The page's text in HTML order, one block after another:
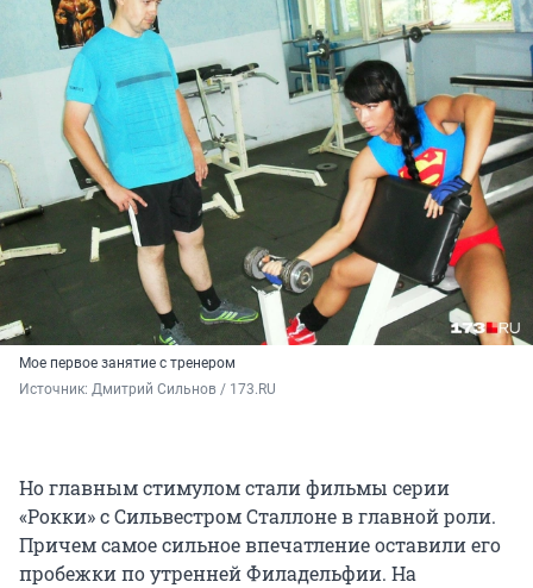
Мое первое занятие с тренером
Источник: Дмитрий Сильнов / 173.RU
Но главным стимулом стали фильмы серии
«Рокки» с Сильвестром Сталлоне в главной роли.
Причем самое сильное впечатление оставили его
пробежки по утренней Филадельфии. На